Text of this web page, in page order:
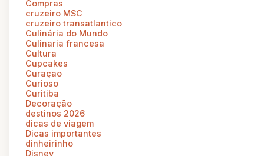
Compras
cruzeiro MSC
cruzeiro transatlantico
Culinária do Mundo
Culinaria francesa
Cultura
Cupcakes
Curaçao
Curioso
Curitiba
Decoração
destinos 2026
dicas de viagem
Dicas importantes
dinheirinho
Disney